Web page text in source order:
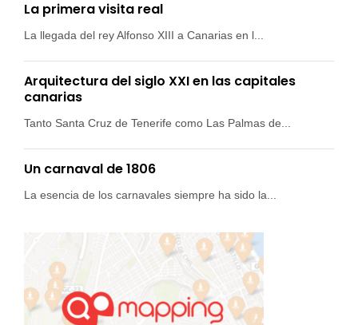
La primera visita real
La llegada del rey Alfonso XIII a Canarias en l...
Arquitectura del siglo XXI en las capitales
canarias
Tanto Santa Cruz de Tenerife como Las Palmas de...
Un carnaval de 1806
La esencia de los carnavales siempre ha sido la...